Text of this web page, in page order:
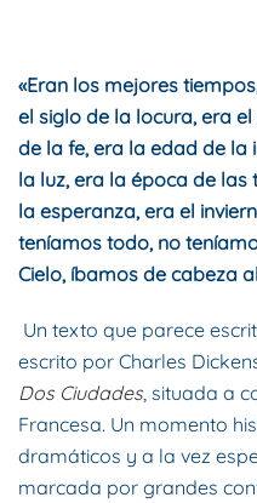
«Eran los mejores
el siglo de la locura, era
de la fe, era la edad de la
la luz, era la época de
la esperanza, era el
teníamos todo, no
Cielo, íbamos de cabeza
Un texto que parece
escrito por Charles
Dos Ciudades, situada a
Francesa. Un momento
dramáticos y a la vez
marcada por grandes